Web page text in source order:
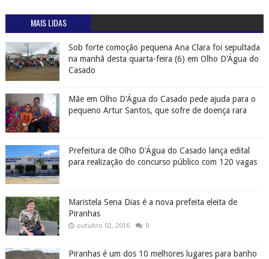
MAIS LIDAS
Sob forte comoção pequena Ana Clara foi sepultada
na manhã desta quarta-feira (6) em Olho D'Água do
Casado
Mãe em Olho D'Água do Casado pede ajuda para o
pequeno Artur Santos, que sofre de doença rara
Prefeitura de Olho D'Água do Casado lança edital
para realização do concurso público com 120 vagas
Maristela Sena Dias é a nova prefeita eleita de
Piranhas
outubro 02, 2016 0
Piranhas é um dos 10 melhores lugares para banho